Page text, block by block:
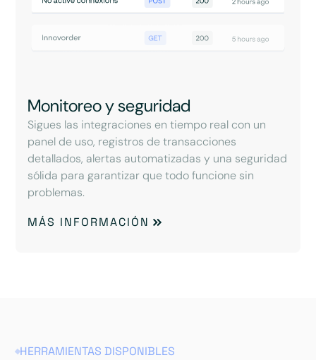
Monitoreo y seguridad
Sigues las integraciones en tiempo real con un
panel de uso, registros de transacciones
detallados, alertas automatizadas y una seguridad
sólida para garantizar que todo funcione sin
problemas.
MÁS INFORMACIÓN
HERRAMIENTAS DISPONIBLES